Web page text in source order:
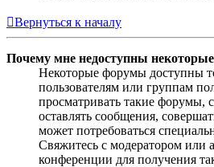
Вернуться к началу
Почему мне недоступны
Некоторые форумы доступны
пользователям или группам
просматривать такие форумы,
оставлять сообщения,
может потребоваться
Свяжитесь с модератором или
конференции для получения